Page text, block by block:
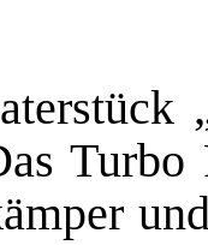
Turbo